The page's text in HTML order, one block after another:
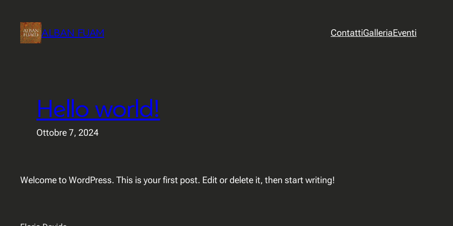
contenutoALBAN FUAM ContattiGalleriaEventi
Hello world!
Ottobre 7, 2024
Welcome to WordPress. This is your first post. Edit or delete it, then start writing!